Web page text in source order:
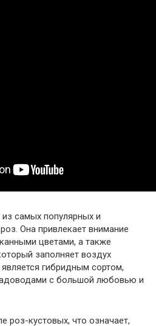
из самых популярных и
Она привлекает внимание
цветами, а также
заполняет воздух
гибридным сортом,
с большой любовью и
роз-кустовых, что означает,